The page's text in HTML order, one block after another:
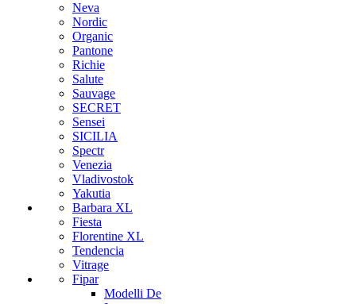
Neva
Nordic
Organic
Pantone
Richie
Salute
Sauvage
SECRET
Sensei
SICILIA
Spectr
Venezia
Vladivostok
Yakutia
Barbara XL
Fiesta
Florentine XL
Tendencia
Vitrage
Fipar
Modelli De